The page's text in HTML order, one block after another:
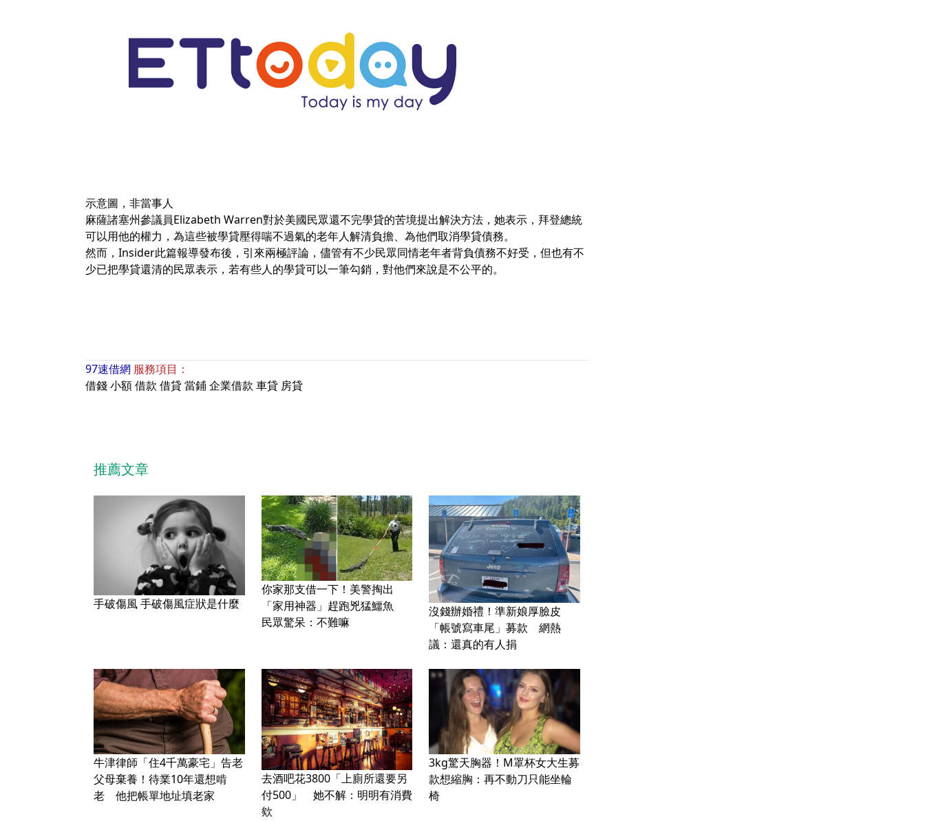
示意圖，非當事人
麻薩諸塞州參議員Elizabeth Warren對於美國民眾還不完學貸的苦境提出解決方法，她表示，拜登總統
可以用他的權力，為這些被學貸壓得喘不過氣的老年人解清負擔、為他們取消學貸債務。
然而，Insider此篇報導發布後，引來兩極評論，儘管有不少民眾同情老年者背負債務不好受，但也有不
少已把學貸還清的民眾表示，若有些人的學貸可以一筆勾銷，對他們來說是不公平的。
97速借網 服務項目：
借錢小額借款 借貸當鋪企業借款 車貸 房貸
推薦文章
手破傷風 手破傷風症狀是什麼
你家那支借一下！美警掏出
「家用神器」趕跑兇猛鱷魚
民眾驚呆：不難嘛
沒錢辦婚禮！準新娘厚臉皮
「帳號寫車尾」募款 網熱
議：還真的有人捐
牛津律師「住4千萬豪宅」告老
父母棄養！待業10年還想啃
老 他把帳單地址填老家
去酒吧花3800「上廁所還要另
付500」 她不解：明明有消費
欸
3kg驚天胸器！M罩杯女大生募
款想縮胸：再不動刀只能坐輪
椅